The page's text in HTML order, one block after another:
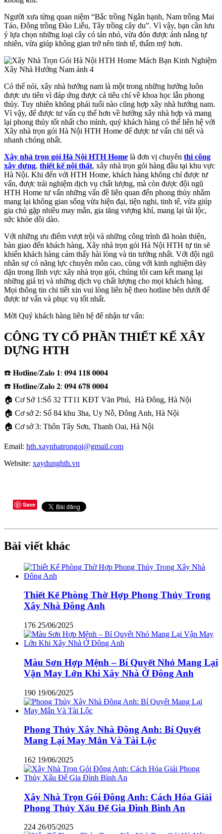
Người xưa từng quan niệm “Bắc trồng Ngân hạnh, Nam trồng Mai
Táo, Đông trồng Đào Liễu, Tây trồng cây du”. Vì vậy, bạn cần lưu
ý lựa chọn những loại cây có tán nhỏ, vừa đón được ánh nắng tự
nhiên, vừa giúp không gian trở nên tinh tế, thẩm mỹ hơn.
Có thể nói, xây nhà hướng nam là một trong những hướng luôn
được ưu tiên vì đáp ứng được cả tiêu chí về khoa học lẫn phong
thủy. Tuy nhiên không phải tuổi nào cũng hợp xây nhà hướng nam.
Vì vậy, để được tư vấn cụ thể hơn về hướng xây nhà hợp và mang
lại phong thủy tốt nhất cho mình, quý khách hàng có thể liên hệ với
Xây nhà trọn gói Hà Nội HTH Home để được tư vấn chi tiết và
nhanh chóng nhất.
Xây nhà trọn gói Hà Nội HTH Home là đơn vị chuyên thi công
xây dựng, thiết kế nội thất, xây nhà trọn gói hàng đầu tại khu vực
Hà Nội. Khi đến với HTH Home, khách hàng không chỉ được tư
vấn, được trải nghiệm dịch vụ chất lượng, mà còn được đội ngũ
HTH Home tư vấn những vấn đề liên quan đến phong thủy nhằm
mang lại không gian sống vừa hiện đại, tiện nghi, tinh tế, vừa giúp
gia chủ gặp nhiều may mắn, gia tăng vượng khí, mang lại tài lộc,
sức khỏe dồi dào.
Với những ưu điểm vượt trội và những công trình đã hoàn thiện,
bàn giao đến khách hàng, Xây nhà trọn gói Hà Nội HTH tự tin sẽ
khiến khách hàng cảm thấy hài lòng và tin tưởng nhất. Với đội ngũ
nhân sự có năng lực chuyên môn cao, cùng với kinh nghiệm dày
dặn trong lĩnh vực xây nhà trọn gói, chúng tôi cam kết mang lại
những giá trị và những dịch vụ chất lượng cho mọi khách hàng.
Mọi thông tin chi tiết xin vui lòng liên hệ theo hotline bên dưới để
được tư vấn và phục vụ tốt nhất.
Mời Quý khách hàng liên hệ để nhận tư vấn:
CÔNG TY CỔ PHẦN THIẾT KẾ XÂY
DỰNG HTH
☎️ 𝐇𝐨𝐭𝐥𝐢𝐧𝐞/𝐙𝐚𝐥𝐨 𝟏: 𝟎𝟗𝟒 𝟏𝟏𝟖 𝟎𝟎𝟎𝟒
☎️ 𝐇𝐨𝐭𝐥𝐢𝐧𝐞/𝐙𝐚𝐥𝐨 𝟐: 𝟎𝟗𝟒 𝟔𝟕𝟖 𝟎𝟎𝟎𝟒
🏠 Cơ Sở 1:Số 32 TT11 KĐT Văn Phú, Hà Đông, Hà Nội
🏠 Cơ sở 2: Số 84 khu 3ha, Uy Nỗ, Đông Anh, Hà Nội
🏠 Cơ sở 3: Thôn Tây Sơn, Thanh Oai, Hà Nội​
Email: hth.xaynhatrongoi@gmail.com
Website: xaydunghth.vn
Save
Bài viết khác
Thiết Kế Phòng Thờ Hợp Phong Thủy Trong
Xây Nhà Đông Anh
176 25/06/2025
Màu Sơn Hợp Mệnh – Bí Quyết Nhỏ Mang Lại
Vận May Lớn Khi Xây Nhà Ở Đông Anh
190 19/06/2025
Phong Thủy Xây Nhà Đông Anh: Bí Quyết
Mang Lại May Mắn Và Tài Lộc
162 19/06/2025
Xây Nhà Trọn Gói Đông Anh: Cách Hóa Giải
Phong Thủy Xấu Để Gia Đình Bình An
224 26/05/2025